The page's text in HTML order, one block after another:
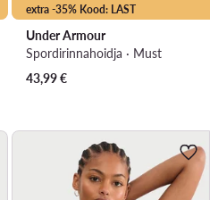
extra -35% Kood: LAST
Under Armour
Spordirinnahoidja · Must
43,99€